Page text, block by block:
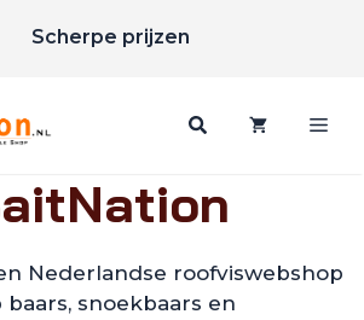
Scherpe prijzen
verzending vanaf €85
Nederlandse roofviswebshop
snoekbaars en